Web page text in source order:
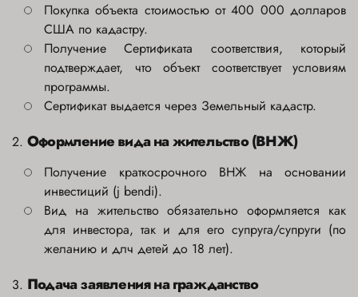
Покупка объекта стоимостью от 400 000 долларов
США по кадастру.
Получение Сертификата соответствия, который
подтверждает, что объект соответствует условиям
программы.
Сертификат выдается через Земельный кадастр.
2. Оформление вида на жительство (ВНЖ)
Получение краткосрочного ВНЖ на основании
инвестиций (j bendi).
Вид на жительство обязательно оформляется как
для инвестора, так и для его супруга/супруги (по
желанию и длч детей до 18 лет).
3. Подача заявления на гражданство